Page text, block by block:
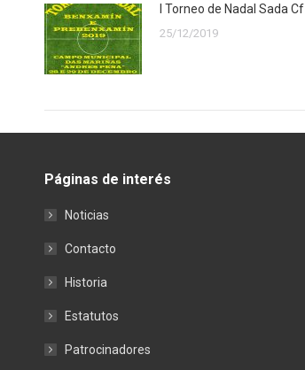
I Torneo de Nadal Sada Cf
25/12/2019
Páginas de interés
Noticias
Contacto
Historia
Estatutos
Patrocinadores